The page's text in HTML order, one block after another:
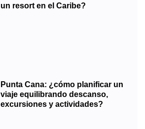
un resort en el Caribe?
Punta Cana: ¿cómo planificar un
viaje equilibrando descanso,
excursiones y actividades?